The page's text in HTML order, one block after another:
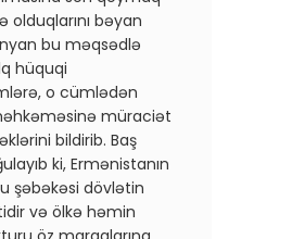
olduqlarını bəyan
bu məqsədlə
hüquqi
o cümlədən
müraciət
bildirib. Baş
ki, Ermənistanın
şəbəkəsi dövlətin
və ölkə həmin